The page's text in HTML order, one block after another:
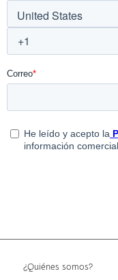
¿Quiénes somos?